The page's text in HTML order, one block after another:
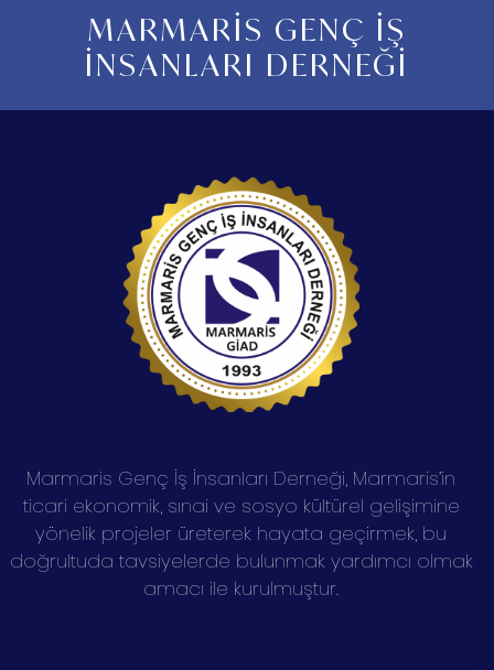
MARMARİS GENÇ İŞ
İNSANLARI DERNEĞİ
Marmaris Genç İş İnsanları Derneği, Marmaris’in
ticari ekonomik, sınai ve sosyo kültürel gelişimine
yönelik projeler üreterek hayata geçirmek, bu
doğrultuda tavsiyelerde bulunmak yardımcı olmak
amacı ile kurulmuştur.